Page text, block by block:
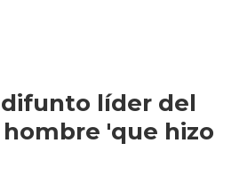
líder del
'que hizo